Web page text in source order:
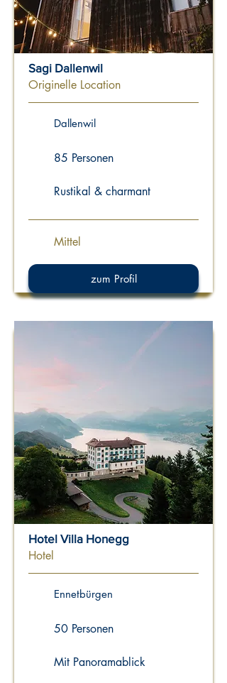
Sagi Dallenwil
Originelle Location
Dallenwil
85 Personen
Rustikal & charmant
Mittel
zum Profil
Hotel Villa Honegg
Hotel
Ennetbürgen
50 Personen
Mit Panoramablick